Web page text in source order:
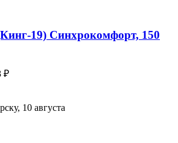
19) Синхрокомфорт, 150
₽
10 августа